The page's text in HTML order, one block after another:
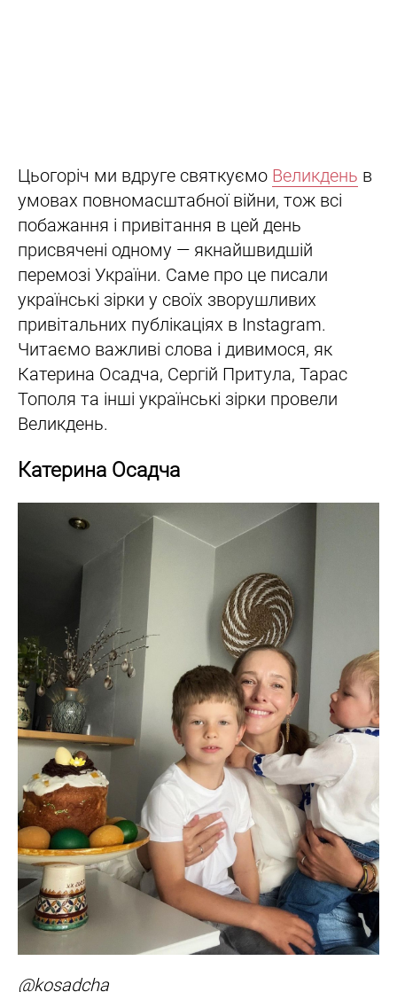
Цьогоріч ми вдруге святкуємо Великдень в
умовах повномасштабної війни, тож всі
побажання і привітання в цей день
присвячені одному — якнайшвидшій
перемозі України. Саме про це писали
українські зірки у своїх зворушливих
привітальних публікаціях в Instagram.
Читаємо важливі слова і дивимося, як
Катерина Осадча, Сергій Притула, Тарас
Тополя та інші українські зірки провели
Великдень.
Катерина Осадча
@kosadcha